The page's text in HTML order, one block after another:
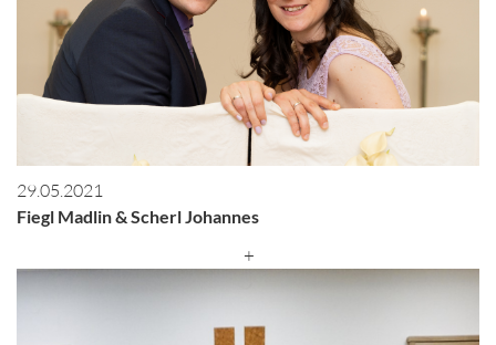
29.05.2021
Fiegl Madlin & Scherl Johannes
+